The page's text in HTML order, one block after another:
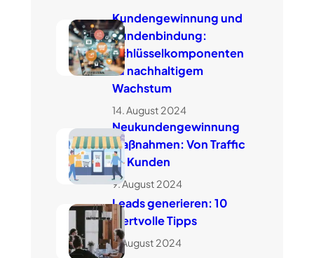
Kundengewinnung und
Kundenbindung:
Schlüsselkomponenten
zu nachhaltigem
Wachstum
14. August 2024
Neukundengewinnung
Maßnahmen: Von Traffic
zu Kunden
9. August 2024
Leads generieren: 10
wertvolle Tipps
7. August 2024